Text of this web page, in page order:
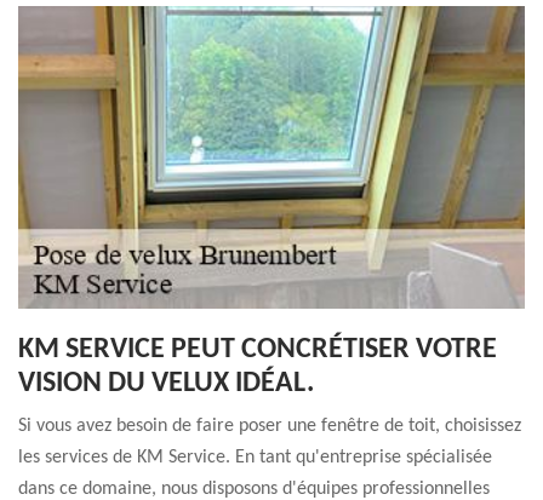
KM SERVICE PEUT CONCRÉTISER VOTRE
VISION DU VELUX IDÉAL.
Si vous avez besoin de faire poser une fenêtre de toit, choisissez
les services de KM Service. En tant qu'entreprise spécialisée
dans ce domaine, nous disposons d'équipes professionnelles